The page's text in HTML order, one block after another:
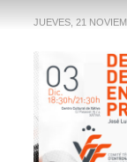
JUEVES, 21